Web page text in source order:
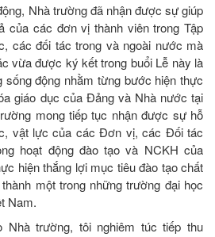
Nhà trường đã nhận được sự giúp
của các đơn vị thành viên trong Tập
các đối tác trong và ngoài nước mà
vừa được ký kết trong buổi Lễ này là
động nhằm từng bước hiện thực
giáo dục của Đảng và Nhà nước tại
mong tiếp tục nhận được sự hỗ
vật lực của các Đơn vị, các Đối tác
hoạt động đào tạo và NCKH của
hiện thắng lợi mục tiêu đào tạo chất
một trong những trường đại học
Nam.
Nhà trường, tôi nghiêm túc tiếp thu